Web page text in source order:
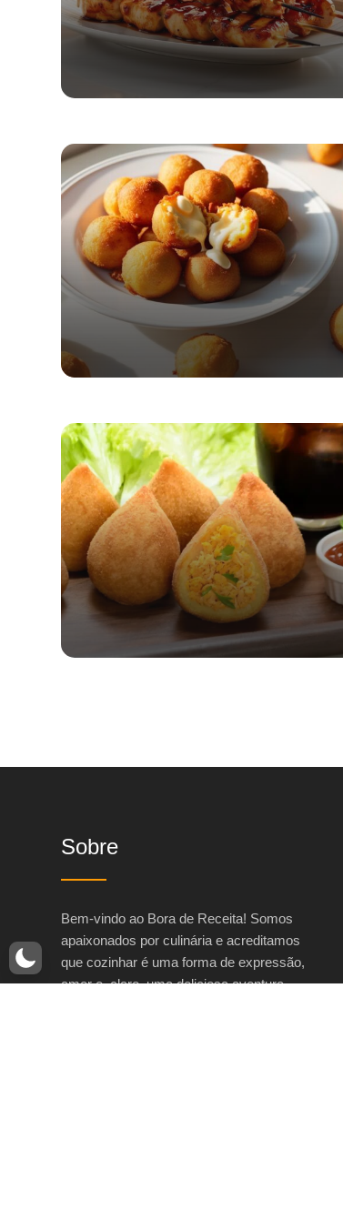
Sobre
Bem-vindo ao Bora de Receita! Somos
apaixonados por culinária e acreditamos
que cozinhar é uma forma de expressão,
amor e, claro, uma deliciosa aventura.